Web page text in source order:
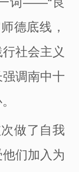
德底线，
社会主义
调南中十
做了自我
们加入为